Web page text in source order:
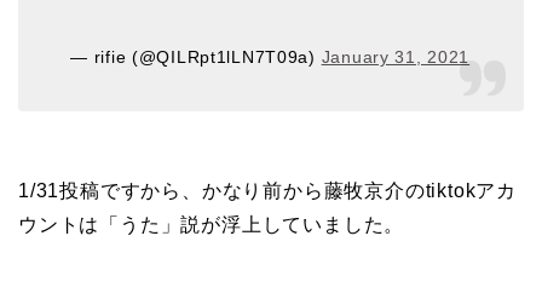
— rifie (@QILRpt1lLN7T09a) January 31, 2021
1/31投稿ですから、かなり前から藤牧京介のtiktokアカ
ウントは「うた」説が浮上していました。